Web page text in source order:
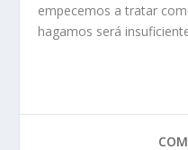
empecemos a tratar
hagamos será